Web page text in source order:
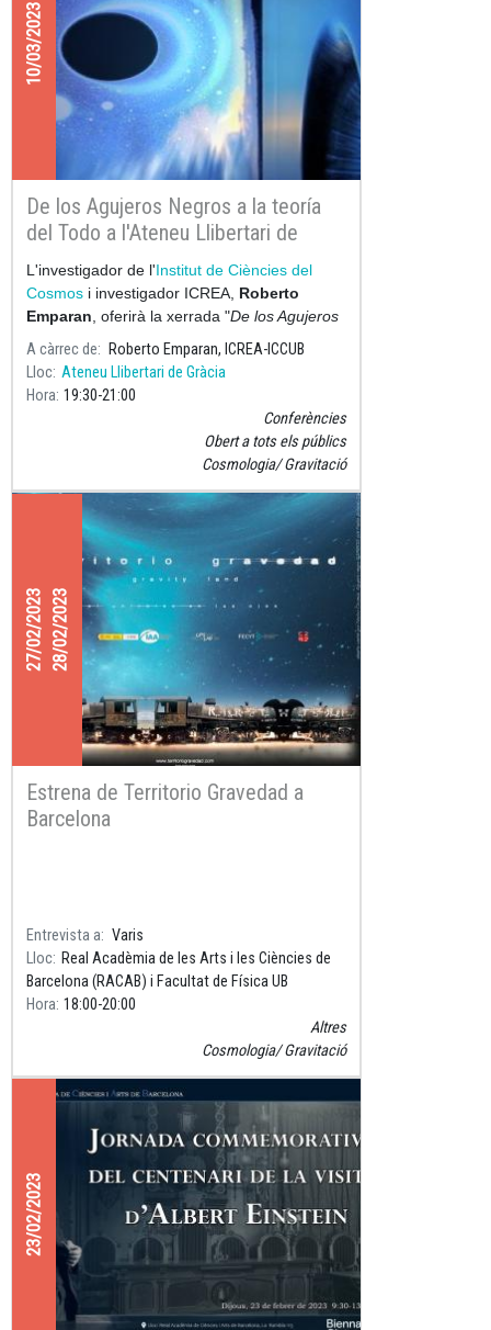
10/03/2023
De los Agujeros Negros a la teoría
del Todo a l'Ateneu Llibertari de
Gràcia
L'investigador de l'Institut de Ciències del
Cosmos i investigador ICREA, Roberto
Emparan , oferirà la xerrada "De los Agujeros
Negros a l
A càrrec de
Roberto Emparan, ICREA-ICCUB
Lloc Ateneu Llibertari de Gràcia
Hora 19:30 21:00
Conferències
Obert a tots els públics
Cosmologia Gravitació
27/02/202328/02/2023
Estrena de Territorio Gravedad a
Barcelona
Entrevista a
Varis
Lloc Real Acadèmia de les Arts i les Ciències de
Barcelona (RACAB) i Facultat de Física UB
Hora 18:00 20:00
Altres
Cosmologia Gravitació
23/02/2023